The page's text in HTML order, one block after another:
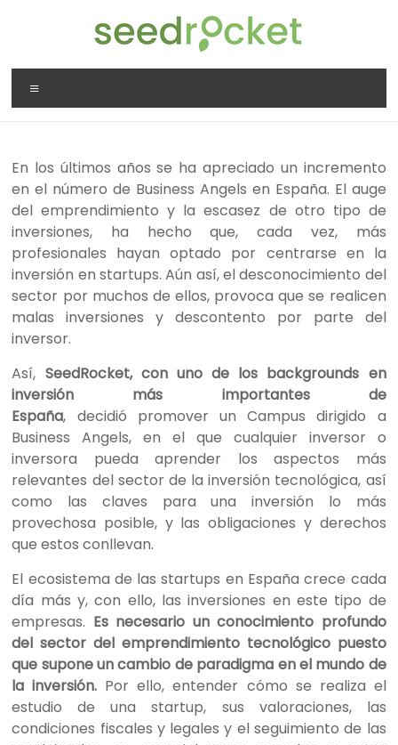
SeedRocket
La
que
nació
en
España
para
startups
TIC
en
fase
inicial
En los últimos años se ha apreciado un incremento
en el número de Business Angels en España. El auge
del emprendimiento y la escasez de otro tipo de
inversiones, ha hecho que, cada vez, más
profesionales hayan optado por centrarse en la
inversión en startups. Aún así, el desconocimiento del
sector por muchos de ellos, provoca que se realicen
malas inversiones y descontento por parte del
inversor.
Así, SeedRocket, con uno de los backgrounds en
inversión más importantes de
España, decidió promover un Campus dirigido a
Business Angels, en el que cualquier inversor o
inversora pueda aprender los aspectos más
relevantes del sector de la inversión tecnológica, así
como las claves para una inversión lo más
provechosa posible, y las obligaciones y derechos
que estos conllevan.
El ecosistema de las startups en España crece cada
día más y, con ello, las inversiones en este tipo de
empresas. Es necesario un conocimiento profundo
del sector del emprendimiento tecnológico puesto
que supone un cambio de paradigma en el mundo de
la inversión. Por ello, entender cómo se realiza el
estudio de una startup, sus valoraciones, las
condiciones fiscales y legales y el seguimiento de las